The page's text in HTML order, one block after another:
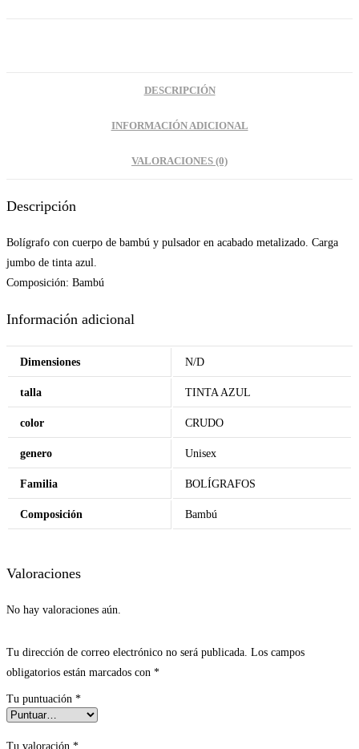
DESCRIPCIÓN
INFORMACIÓN ADICIONAL
VALORACIONES (0)
Descripción
Bolígrafo con cuerpo de bambú y pulsador en acabado metalizado. Carga
jumbo de tinta azul.
Composición: Bambú
Información adicional
Dimensiones N/D
talla TINTA AZUL
color CRUDO
genero Unisex
Familia BOLÍGRAFOS
Composición Bambú
Valoraciones
No hay valoraciones aún.
Tu dirección de correo electrónico no será publicada. Los campos
obligatorios están marcados con *
Tu puntuación *
Tu valoración *